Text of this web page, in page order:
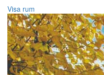
Visa rum